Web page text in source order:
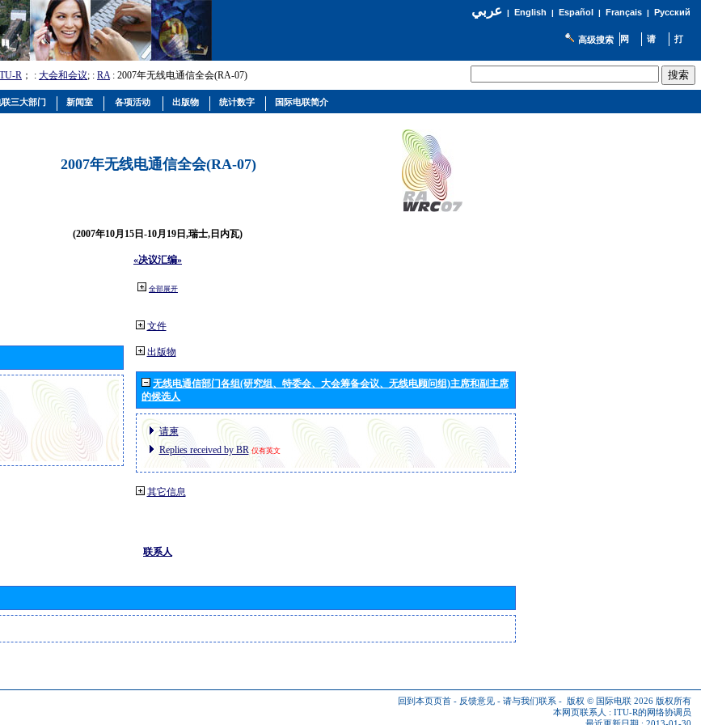
عربي| English | Español | Français| Русский
高级搜索
R ； : 大会和会议; : RA: 2007年无线电通信全会(RA-07)
2007年无线电通信全会(RA-07)
(2007年10月15日-10月19日,瑞士,日内瓦)
«决议汇编»
全部展开
文件
出版物
无线电通信部门各组(研究组、特委会、大会筹备会议、无线电顾问组)主席和副主席
的候选人
请柬
Replies received by BR 仅有英文
其它信息
联系人
回到本页页首 - 反馈意见 - 请与我们联系 - 版权 © 国际电联 2026 版权所有
本网页联系人 : ITU-R的网络协调员
联三大部门 新闻室 各项活动 出版物 统计数字 国际电联简介